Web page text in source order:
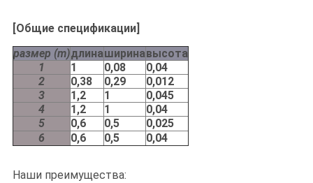
[Общие спецификации]
размер (m)длинаширинавысота
1
1 0,08
0,04
2
0,38 0,29
0,012
3
1,2 1
0,045
4
1,2 1
0,04
5
0,6 0,5
0,025
6
0,6 0,5 0,04
Наши преимущества: